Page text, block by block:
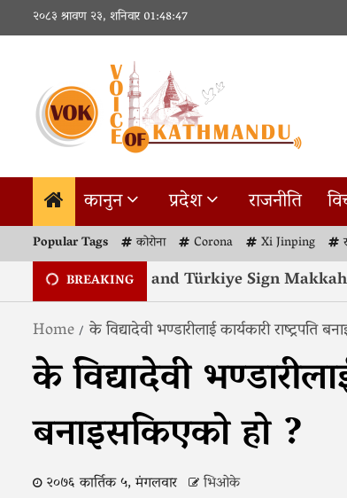
२०८३ श्रावण २३, शनिवार01:48:48
कानुन प्रदेश राजनीति
Popular Tags कोरोना Corona Xi Jinping
BREAKING
Pakistan and Türkiye Sign Makkah Joint
Home के विद्यादेवी भण्डारीलाई कार्यकारी राष्ट्रपति
के विद्यादेवी
बनाइसकिएको हो ?
२०७६ कार्तिक ५, मंगलवार भिओके